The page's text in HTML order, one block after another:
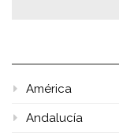
América
Andalucía